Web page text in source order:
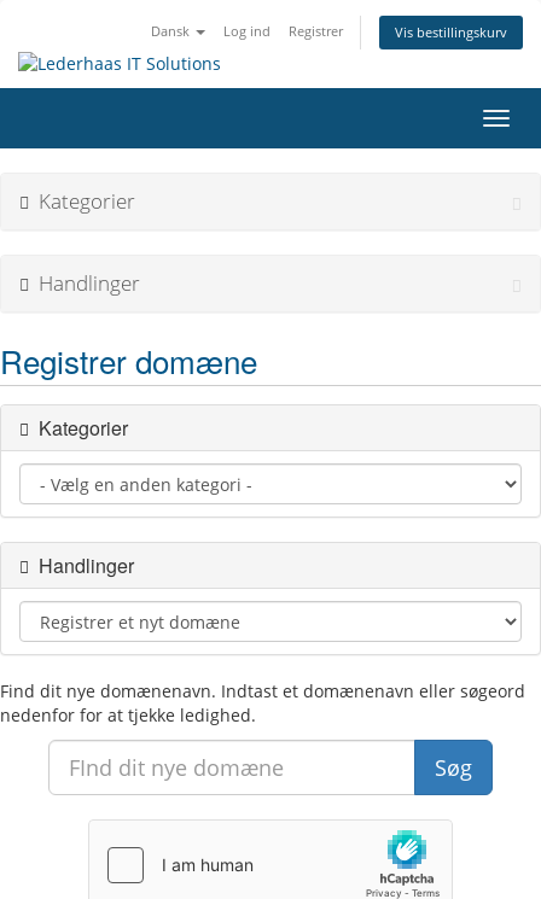
Dansk Log ind Registrer Vis bestillingskurv
Skift
Kategorier
Handlinger
Registrer domæne
Kategorier
Handlinger
Find dit nye domænenavn. Indtast et domænenavn eller søgeord
nedenfor for at tjekke ledighed.
Søg